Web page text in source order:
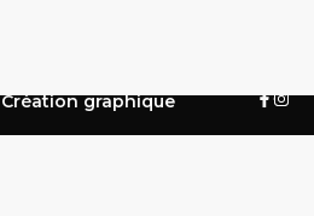
Création graphique